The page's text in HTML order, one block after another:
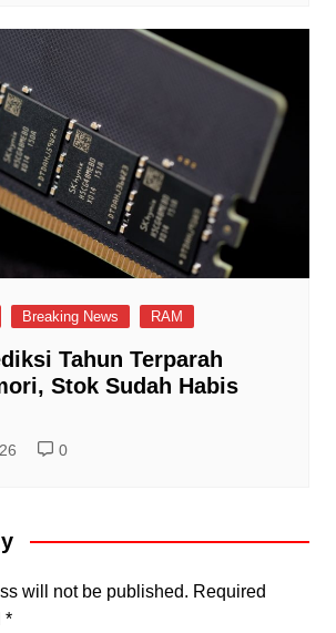
Breaking News RAM
Tahun Terparah
Stok Sudah Habis
0
will not be published. Required
*